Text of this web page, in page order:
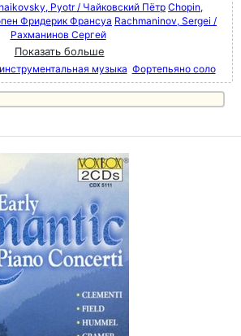
Pyotr / Чайковский Пётр Chopin,
Фридерик Франсуа Rachmaninov, Sergei /
Рахманинов Сергей
Показать больше
музыка Фортепьяно соло